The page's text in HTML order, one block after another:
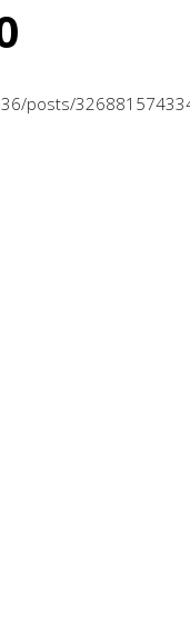
posts/